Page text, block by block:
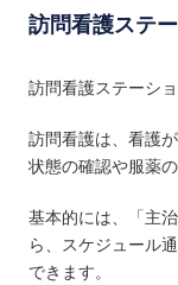
訪問看護ステ
訪問看護ステーシ
訪問看護は、看護
状態の確認や服薬
基本的には、「主
ら、スケジュール
できます。